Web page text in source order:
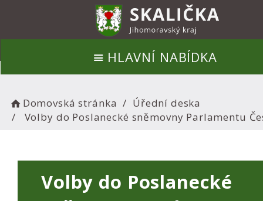
HLAVNÍ NABÍDKA
Domovská stránka
Úřední deska
Volby do Poslanecké sněmovny Parlamentu
Volby do Poslanecké